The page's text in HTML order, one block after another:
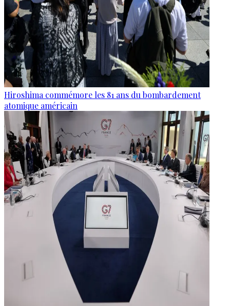
Hiroshima commémore les 81 ans du bombardement
atomique américain